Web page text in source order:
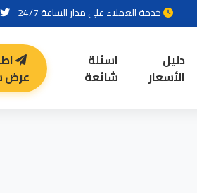
خدمة العملاء على مدار الساعة 24/7
دليل
الأسعار
اسئلة
شائعة
عرض